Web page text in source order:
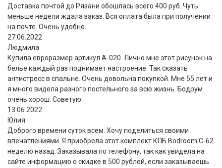
Доставка почтой до Рязани обошлась всего 400 руб. Чуть
меньше недели ждала заказ. Вся оплата была при получении
на почте. Очень удобно.
27.06.2022
Людмила
Купила евроразмер артикул А-020. Лично мне этот рисунок на
белье каждый раз поднимает настроение. Так сказать
антистресс в спальне. Очень довольна покупкой. Мне 55 лет и
я много видела разного постельного за всю жизнь. Бодрум
очень хорош. Советую.
13.06.2022
Юлия
Доброго времени суток всем. Хочу поделиться своими
впечатлениями. Я приобрела этот комплект КПБ Bodroom C-62
неделю назад. Заказывала по телефону, так как увидела на
сайте информацию о скидке в 500 рублей, если заказываешь